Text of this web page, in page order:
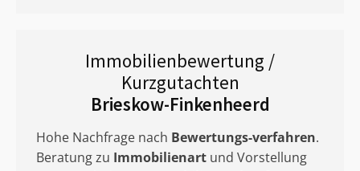
Immobilienbewertung /
Kurzgutachten
Brieskow-Finkenheerd
Hohe Nachfrage nach Bewertungs-verfahren.
Beratung zu Immobilienart und Vorstellung